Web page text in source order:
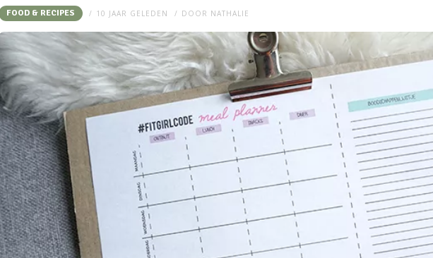
FOOD & RECIPES 10 JAAR GELEDEN DOOR NATHALIE